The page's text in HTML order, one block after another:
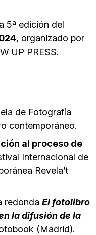
5ª edición del
, organizado por
UP PRESS.
de Fotografía
contemporáneo.
al proceso de
Internacional de
Revela’t
redonda El fotolibro
la difusión de la
(Madrid).